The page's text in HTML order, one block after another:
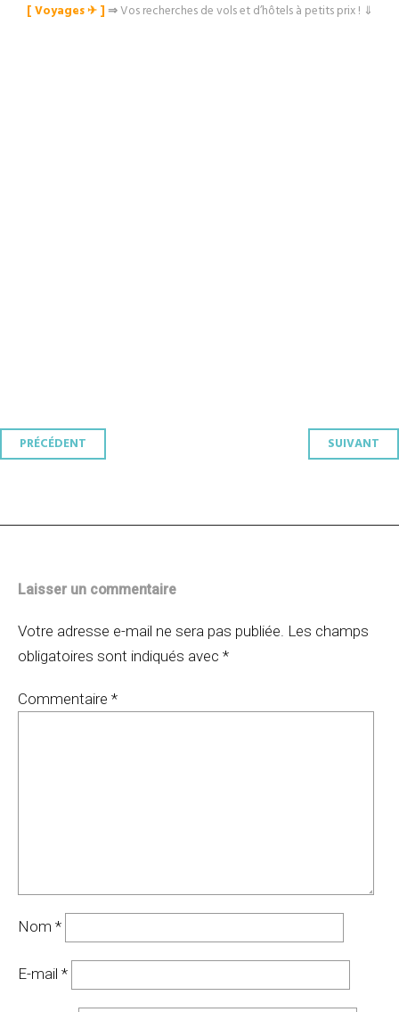
[ Voyages ✈︎ ]⇒Vos recherches de vols et d’hôtels à petits prix ! ⇓
Navigation
PRÉCÉDENT SUIVANT
Laisser un commentaire
Votre adresse e-mail ne sera pas publiée. Les champs
obligatoires sont indiqués avec *
Commentaire *
Nom *
E-mail *